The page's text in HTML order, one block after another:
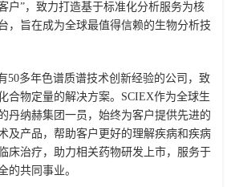
户”，致力打造基于标准化分析服务为核
，旨在成为全球最值得信赖的生物分析技
50多年色谱质谱技术创新经验的公司，致
合物定量的解决方案。SCIEX作为全球生
丹纳赫集团一员，始终为客户提供先进的
及产品，帮助客户更好的理解疾病和疾病
床治疗，助力相关药物研发上市，服务于
的共同事业。